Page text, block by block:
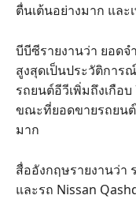
ตื่นเต้นอย่างมาก และ
บีบีซีรายงานว่า ยอด
สูงสุดเป็นประวัติการ
รถยนต์อีวีเพิ่มถึงเกือ
ขณะที่ยอดขายรถยนต์
มาก
สื่ออังกฤษรายงานว่า
และรถ Nissan